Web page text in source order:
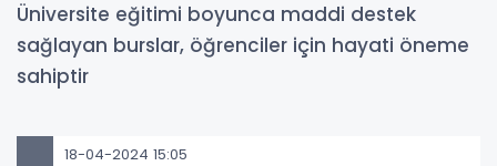
Üniversite eğitimi boyunca maddi destek
sağlayan burslar, öğrenciler için hayati öneme
sahiptir
18-04-2024 15:05